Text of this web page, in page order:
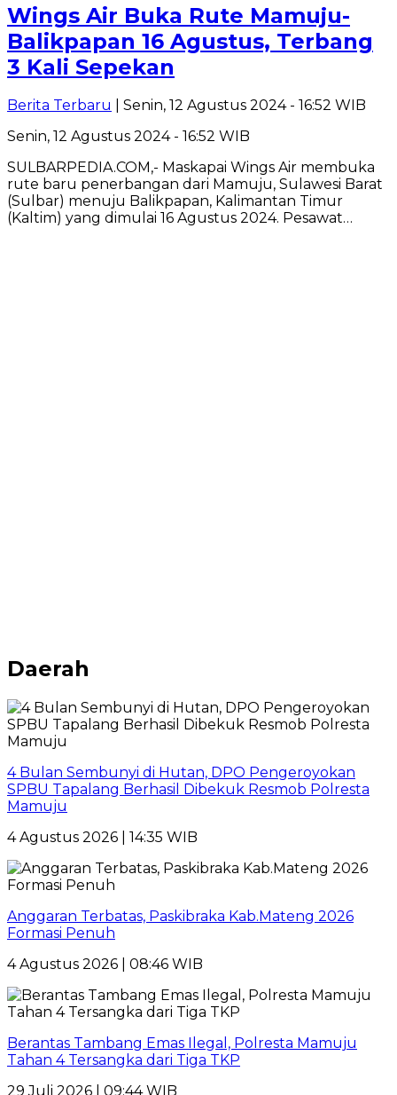
Wings Air Buka Rute Mamuju-
Balikpapan 16 Agustus, Terbang
3 Kali Sepekan
Berita Terbaru
| Senin, 12 Agustus 2024 - 16:52 WIB
Senin, 12 Agustus 2024 - 16:52 WIB
SULBARPEDIA.COM,- Maskapai Wings Air membuka
rute baru penerbangan dari Mamuju, Sulawesi Barat
(Sulbar) menuju Balikpapan, Kalimantan Timur
(Kaltim) yang dimulai 16 Agustus 2024. Pesawat…
Daerah
4 Bulan Sembunyi di Hutan, DPO Pengeroyokan
SPBU Tapalang Berhasil Dibekuk Resmob Polresta
Mamuju
4 Agustus 2026 | 14:35 WIB
Anggaran Terbatas, Paskibraka Kab.Mateng 2026
Formasi Penuh
4 Agustus 2026 | 08:46 WIB
Berantas Tambang Emas Ilegal, Polresta Mamuju
Tahan 4 Tersangka dari Tiga TKP
29 Juli 2026 | 09:44 WIB